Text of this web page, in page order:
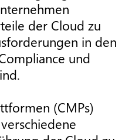
der Cloud zu
in den
und
(CMPs)